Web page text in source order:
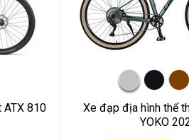
ATX 810
Xe đạp địa hình thể
YOKO